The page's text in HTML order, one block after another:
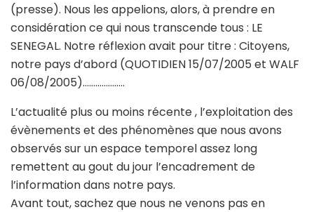
(presse). Nous les appelions, alors, à prendre en
considération ce qui nous transcende tous : LE
SENEGAL. Notre réflexion avait pour titre : Citoyens,
notre pays d’abord (QUOTIDIEN 15/07/2005 et WALF
06/08/2005)………………..
L’actualité plus ou moins récente , l’exploitation des
évènements et des phénomènes que nous avons
observés sur un espace temporel assez long
remettent au gout du jour l’encadrement de
l’information dans notre pays.
Avant tout, sachez que nous ne venons pas en